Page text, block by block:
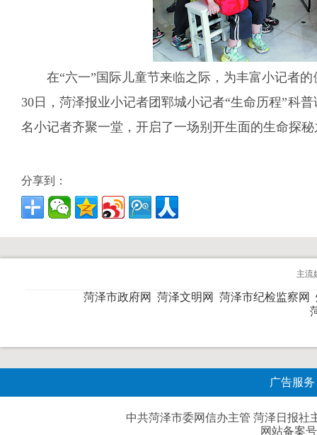
在“六一”国际儿童节来临之际，为丰富小记者
30日，菏泽报业小记者团郓城小记者“生命历程”科
名小记者齐聚一堂，开启了一场别开生面的生命探
分享到：
主流
菏泽市政府网 菏泽文明网 菏泽市纪检监察网
广告服务
中共菏泽市委网信办主管 菏泽日报社
网站备案